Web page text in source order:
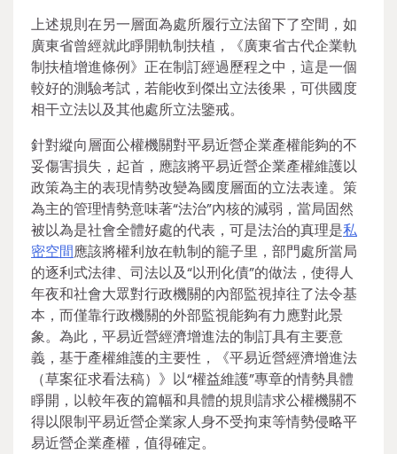
上述規則在另一層面為處所履行立法留下了空間，如
廣東省曾經就此睜開軌制扶植，《廣東省古代企業軌
制扶植增進條例》正在制訂經過歷程之中，這是一個
較好的測驗考試，若能收到傑出立法後果，可供國度
相干立法以及其他處所立法鑒戒。
針對縱向層面公權機關對平易近營企業產權能夠的不
妥傷害損失，起首，應該將平易近營企業產權維護以
政策為主的表現情勢改變為國度層面的立法表達。策
為主的管理情勢意味著“法治”內核的減弱，當局固然
被以為是社會全體好處的代表，可是法治的真理是私
密空間應該將權利放在軌制的籠子里，部門處所當局
的逐利式法律、司法以及“以刑化債”的做法，使得人
年夜和社會大眾對行政機關的內部監視掉往了法令基
本，而僅靠行政機關的外部監視能夠有力應對此景
象。為此，平易近營經濟增進法的制訂具有主要意
義，基于產權維護的主要性，《平易近營經濟增進法
（草案征求看法稿）》以“權益維護”專章的情勢具體
睜開，以較年夜的篇幅和具體的規則請求公權機關不
得以限制平易近營企業家人身不受拘束等情勢侵略平
易近營企業產權，值得確定。